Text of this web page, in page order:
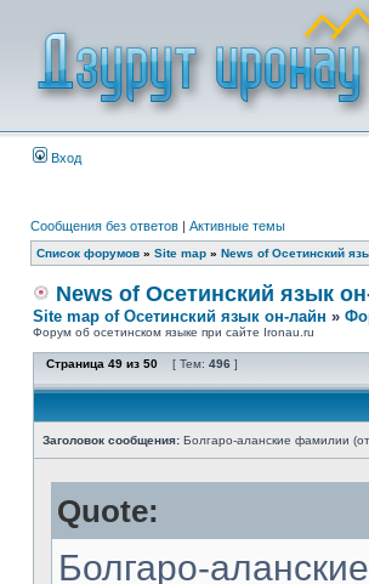
Вход
Сообщения без ответов | Активные темы
Список форумов » Site map » News of Осетинский
News of Осетинский язык
Site map of Осетинский язык он-лайн »
Форум об осетинском языке при сайте Ironau.ru
Страница 49 из 50 [ Тем: 496 ]
Заголовок сообщения: Болгаро-аланские фамилии
Quote:
Болгаро-